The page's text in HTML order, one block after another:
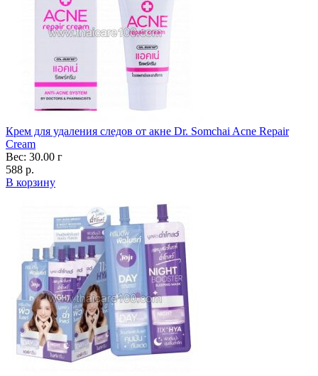
Крем для удаления следов от акне Dr. Somchai Acne Repair
Cream
Вес: 30.00 г
588 р.
В корзину